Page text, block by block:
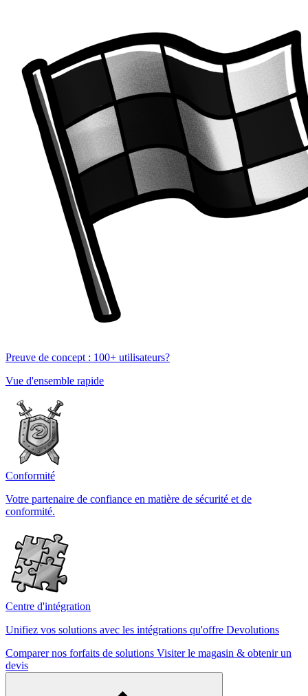
Preuve de concept : 100+ utilisateurs?
Vue d'ensemble rapide
Conformité
Votre partenaire de confiance en matière de sécurité et de
conformité.
Centre d'intégration
Unifiez vos solutions avec les intégrations qu'offre Devolutions
Comparer nos forfaits de solutions Visiter le magasin & obtenir un
devis